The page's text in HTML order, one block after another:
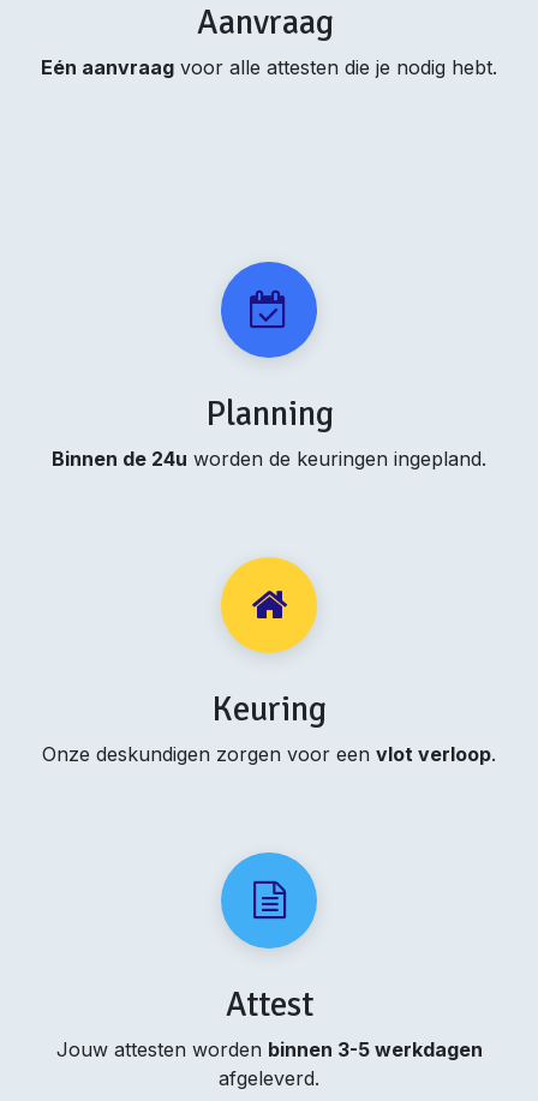
Aanvraag
Eén aanvraag voor alle attesten die je nodig hebt.
Planning
Binnen de 24u worden de keuringen ingepland.
Keuring
Onze deskundigen zorgen voor een vlot verloop.
Attest
Jouw attesten worden binnen 3-5 werkdagen
afgeleverd.